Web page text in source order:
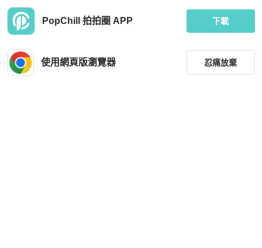
PopChill 拍拍圈 APP 下載
使用網頁版瀏覽器 忍痛放棄